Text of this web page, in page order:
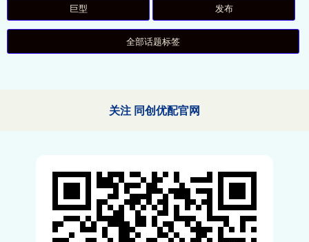
巨型 发布
全部话题标签
关注 同创优配官网